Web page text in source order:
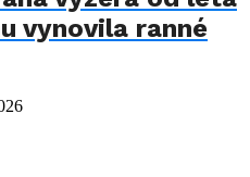
vynovila ranné